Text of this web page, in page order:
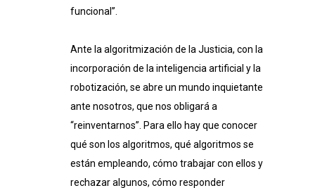
funcional”.
Ante la algoritmización de la Justicia, con la
incorporación de la inteligencia artificial y la
robotización, se abre un mundo inquietante
ante nosotros, que nos obligará a
“reinventarnos”. Para ello hay que conocer
qué son los algoritmos, qué algoritmos se
están empleando, cómo trabajar con ellos y
rechazar algunos, cómo responder